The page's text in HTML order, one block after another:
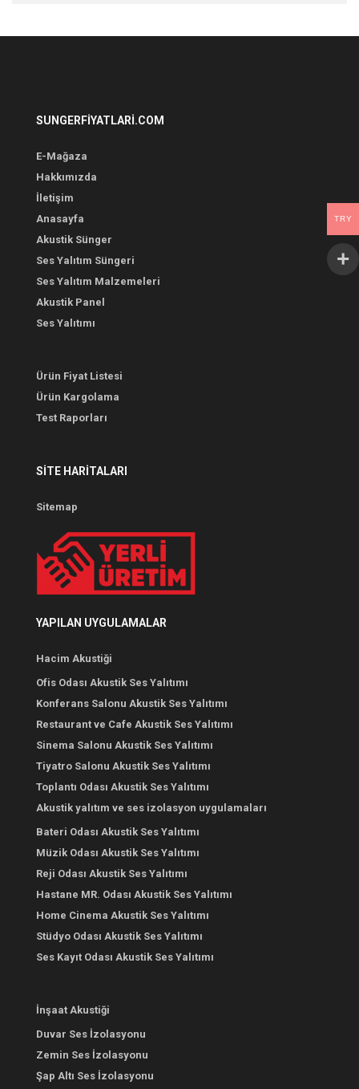
SUNGERFIYATLARI.COM
E-Mağaza
Hakkımızda
İletişim
Anasayfa
Akustik Sünger
Ses Yalıtım Süngeri
Ses Yalıtım Malzemeleri
Akustik Panel
Ses Yalıtımı
Ürün Fiyat Listesi
Ürün Kargolama
Test Raporları
SITE HARITALARI
Sitemap
YAPILAN UYGULAMALAR
Hacim Akustiği
Ofis Odası Akustik Ses Yalıtımı
Konferans Salonu Akustik Ses Yalıtımı
Restaurant ve Cafe Akustik Ses Yalıtımı
Sinema Salonu Akustik Ses Yalıtımı
Tiyatro Salonu Akustik Ses Yalıtımı
Toplantı Odası Akustik Ses Yalıtımı
Akustik yalıtım ve ses izolasyon uygulamaları
Bateri Odası Akustik Ses Yalıtımı
Müzik Odası Akustik Ses Yalıtımı
Reji Odası Akustik Ses Yalıtımı
Hastane MR. Odası Akustik Ses Yalıtımı
Home Cinema Akustik Ses Yalıtımı
Stüdyo Odası Akustik Ses Yalıtımı
Ses Kayıt Odası Akustik Ses Yalıtımı
İnşaat Akustiği
Duvar Ses İzolasyonu
Zemin Ses İzolasyonu
Şap Altı Ses İzolasyonu
TRY